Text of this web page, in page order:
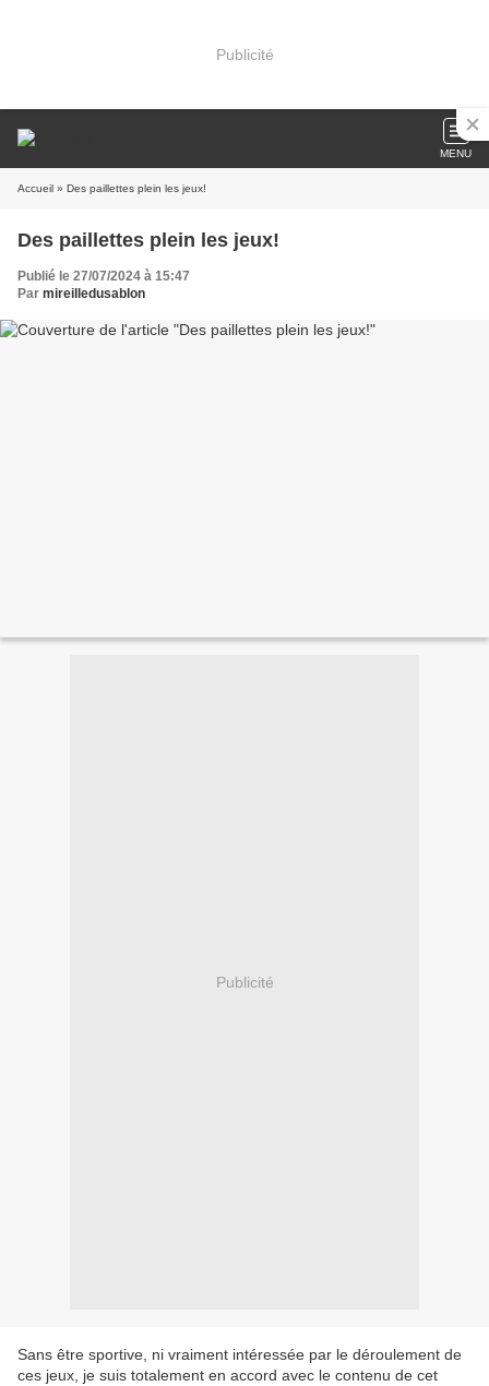
Publicité
MENU
Accueil » Des paillettes plein les jeux!
Des paillettes plein les jeux!
Publié le 27/07/2024 à 15:47
Par mireilledusablon
Publicité
Sans être sportive, ni vraiment intéressée par le déroulement de
ces jeux, je suis totalement en accord avec le contenu de cet